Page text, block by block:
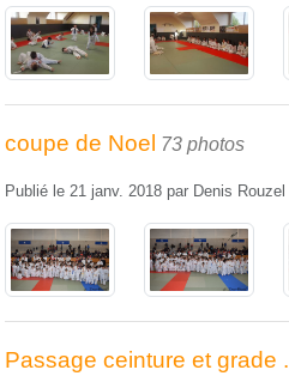
coupe de Noel 73 photos
Publié le 21 janv. 2018 par Denis Rouzel
Passage ceinture et grade .